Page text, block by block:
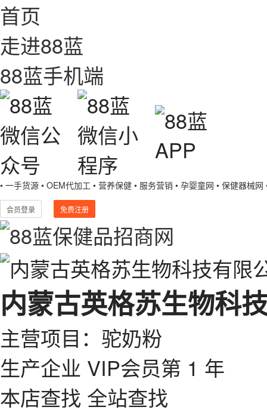
首页
走进88蓝
88蓝手机端
• 一手货源 • OEM代加工 • 营养保健 • 服务营销 • 孕婴童网 • 保健器械网
会员登录 免费注册
内蒙古英格苏生物科
主营项目：驼奶粉
生产企业 VIP会员第 1 年
本店查找 全站查找